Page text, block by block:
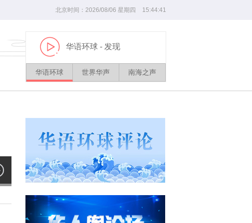
北京时间： 2026/08/06 星期四 15:44:41
播
放
华语环球 - 发现
华语环球 世界华声 南海之声